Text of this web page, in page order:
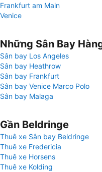
Frankfurt am Main
Venice
Những Sân Bay
Sân bay Los Angeles
Sân bay Heathrow
Sân bay Frankfurt
Sân bay Venice Marco Polo
Sân bay Malaga
Gần Beldringe
Thuê xe Sân bay Beldringe
Thuê xe Fredericia
Thuê xe Horsens
Thuê xe Kolding